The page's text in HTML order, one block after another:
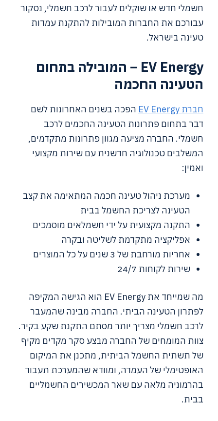
חשמלי חדש או שוקלים לעבור לרכב חשמלי, נסקור
עבורכם את החברות המובילות להתקנת עמדות
טעינה בישראל.
EV Energy – המובילה בתחום
הטעינה החכמה
חברת EV Energy
הפכה בשנים האחרונות לשם
דבר בתחום פתרונות הטעינה החכמים לרכב
חשמלי. החברה מציעה מגוון פתרונות מתקדמים,
המשלבים טכנולוגיה חדשנית עם שירות מקצועי
ואמין:
מערכת ניהול טעינה חכמה המתאימה את קצב
הטעינה לצריכת החשמל בבית
התקנה מקצועית על ידי חשמלאים מוסמכים
אפליקציה מתקדמת לשליטה ובקרה
אחריות מורחבת של 3 שנים על כל המוצרים
שירות לקוחות 24/7
מה שמייחד את EV Energy הוא הגישה המקיפה
לפתרון הטעינה הביתי. החברה מבינה שהמעבר
לרכב חשמלי מצריך יותר מסתם התקנת שקע בקיר.
צוות המומחים של החברה מבצע סקר מקדים מקיף
של תשתית החשמל הביתית, מתכנן את המיקום
האופטימלי של העמדה, ומוודא שהמערכת תעבוד
בהרמוניה מלאה עם שאר המכשירים החשמליים
בבית.